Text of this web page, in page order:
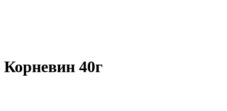
Корневин 40г